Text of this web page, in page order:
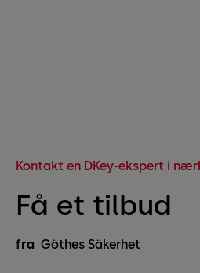
Kontakt en DKey-ekspert i
Få et tilbud
fra Göthes Säkerhet